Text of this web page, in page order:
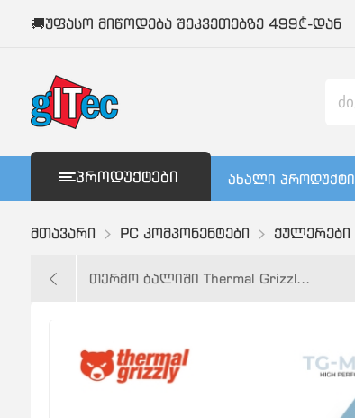
🚚უფასო მიწოდება შეკვეთებზე 499₾-დან
ᲞᲠᲝᲓᲣᲥᲢᲔᲑᲘ ახალი პროდუქტი
მთავარი PC კომპონენტები ქულერები
თერმო ბალიში Thermal Grizzl...